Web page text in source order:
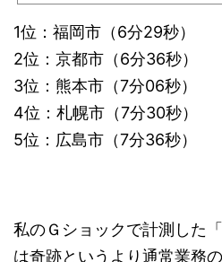
1位：福岡市（6分29秒）
2位：京都市（6分36秒）
3位：熊本市（7分06秒）
4位：札幌市（7分30秒）
5位：広島市（7分36秒）
私のＧショックで計測した
は奇跡というより通常業務